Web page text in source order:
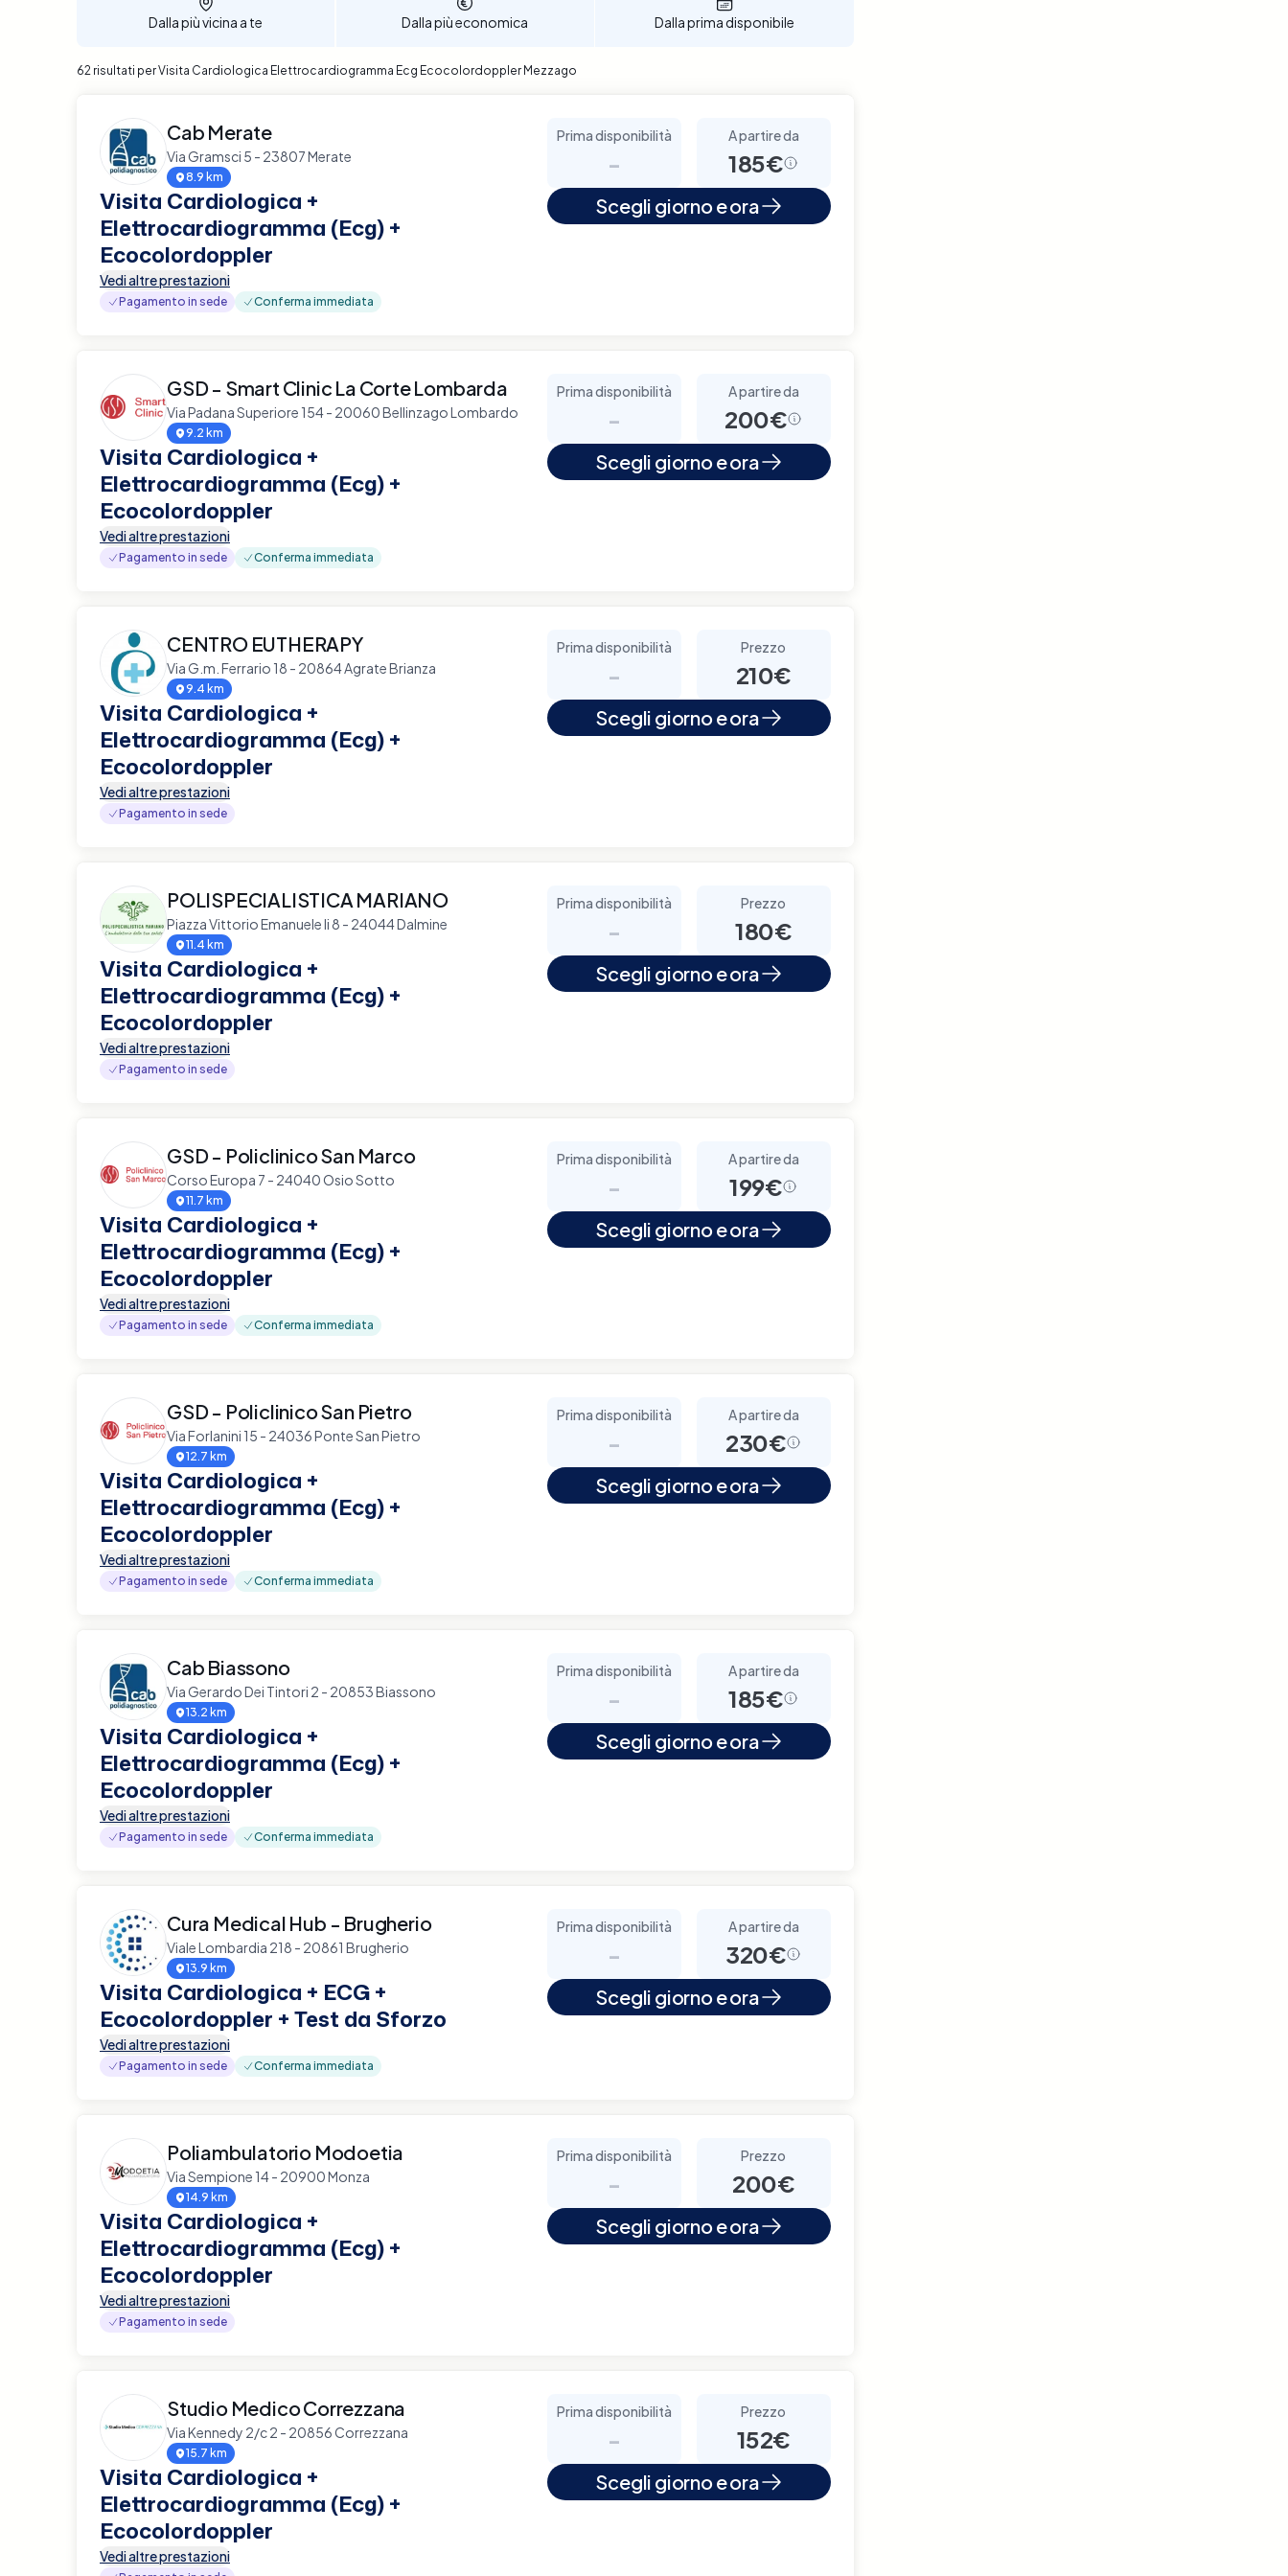
Dalla più vicina a te Dalla più economica Dalla prima disponibile
62 risultati per Visita Cardiologica Elettrocardiogramma Ecg Ecocolordoppler Mezzago
Cab Merate
Via Gramsci 5 - 23807 Merate
8.9 km
Visita Cardiologica +
Elettrocardiogramma (Ecg) +
Ecocolordoppler
Vedi altre prestazioni
Pagamento in sede Conferma immediata
Prima disponibilità
-
A partire da
185€
Scegli giorno e ora
GSD - Smart Clinic La Corte Lombarda
Via Padana Superiore 154 - 20060 Bellinzago Lombardo
9.2 km
Visita Cardiologica +
Elettrocardiogramma (Ecg) +
Ecocolordoppler
Vedi altre prestazioni
Pagamento in sede Conferma immediata
Prima disponibilità
-
A partire da
200€
Scegli giorno e ora
CENTRO EUTHERAPY
Via G.m. Ferrario 18 - 20864 Agrate Brianza
9.4 km
Visita Cardiologica +
Elettrocardiogramma (Ecg) +
Ecocolordoppler
Vedi altre prestazioni
Pagamento in sede
Prima disponibilità
-
Prezzo
210€
Scegli giorno e ora
POLISPECIALISTICA MARIANO
Piazza Vittorio Emanuele Ii 8 - 24044 Dalmine
11.4 km
Visita Cardiologica +
Elettrocardiogramma (Ecg) +
Ecocolordoppler
Vedi altre prestazioni
Pagamento in sede
Prima disponibilità
-
Prezzo
180€
Scegli giorno e ora
GSD - Policlinico San Marco
Corso Europa 7 - 24040 Osio Sotto
11.7 km
Visita Cardiologica +
Elettrocardiogramma (Ecg) +
Ecocolordoppler
Vedi altre prestazioni
Pagamento in sede Conferma immediata
Prima disponibilità
-
A partire da
199€
Scegli giorno e ora
GSD - Policlinico San Pietro
Via Forlanini 15 - 24036 Ponte San Pietro
12.7 km
Visita Cardiologica +
Elettrocardiogramma (Ecg) +
Ecocolordoppler
Vedi altre prestazioni
Pagamento in sede Conferma immediata
Prima disponibilità
-
A partire da
230€
Scegli giorno e ora
Cab Biassono
Via Gerardo Dei Tintori 2 - 20853 Biassono
13.2 km
Visita Cardiologica +
Elettrocardiogramma (Ecg) +
Ecocolordoppler
Vedi altre prestazioni
Pagamento in sede Conferma immediata
Prima disponibilità
-
A partire da
185€
Scegli giorno e ora
Cura Medical Hub - Brugherio
Viale Lombardia 218 - 20861 Brugherio
13.9 km
Visita Cardiologica + ECG +
Ecocolordoppler + Test da Sforzo
Vedi altre prestazioni
Pagamento in sede Conferma immediata
Prima disponibilità
-
A partire da
320€
Scegli giorno e ora
Poliambulatorio Modoetia
Via Sempione 14 - 20900 Monza
14.9 km
Visita Cardiologica +
Elettrocardiogramma (Ecg) +
Ecocolordoppler
Vedi altre prestazioni
Pagamento in sede
Prima disponibilità
-
Prezzo
200€
Scegli giorno e ora
Studio Medico Correzzana
Via Kennedy 2/c 2 - 20856 Correzzana
15.7 km
Visita Cardiologica +
Elettrocardiogramma (Ecg) +
Ecocolordoppler
Vedi altre prestazioni
Prima disponibilità
-
Prezzo
152€
Scegli giorno e ora